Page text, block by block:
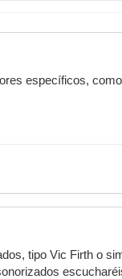
específicos,
tipo Vic Firth o